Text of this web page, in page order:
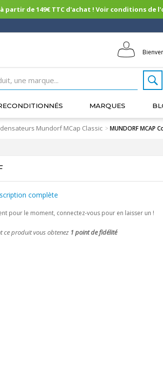
partir de 149€ TTC d'achat ! Voir conditions de
MARQUES
Mundorf MCap Classic >MUNDORF MCAP
complète
pour le moment, connectez-vous pour en laisser un !
ce produit vous obtenez 1 point de fidélité